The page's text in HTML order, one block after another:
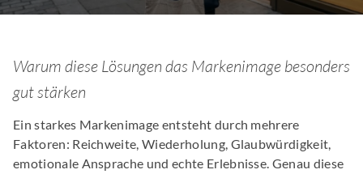
Warum diese Lösungen das Markenimage besonders
gut stärken
Ein starkes Markenimage entsteht durch mehrere
Faktoren: Reichweite, Wiederholung, Glaubwürdigkeit,
emotionale Ansprache und echte Erlebnisse. Genau diese